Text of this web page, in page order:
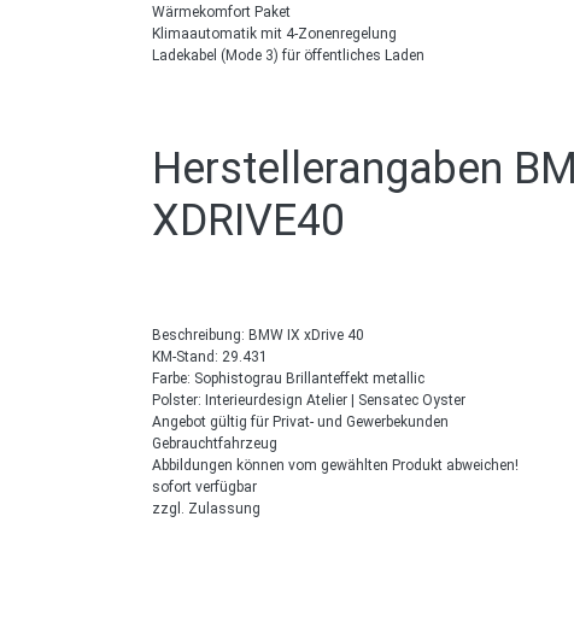
Wärmekomfort Paket
Klimaautomatik mit 4-Zonenregelung
Ladekabel (Mode 3) für öffentliches Laden
Herstellerangaben
XDRIVE40
Beschreibung: BMW IX xDrive 40
KM-Stand: 29.431
Farbe: Sophistograu Brillanteffekt metallic
Polster: Interieurdesign Atelier | Sensatec Oyster
Angebot gültig für Privat- und Gewerbekunden
Gebrauchtfahrzeug
Abbildungen können vom gewählten Produkt abweichen!
sofort verfügbar
zzgl. Zulassung